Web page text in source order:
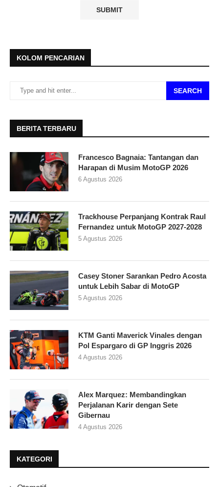
KOLOM PENCARIAN
SEARCH
BERITA TERBARU
Francesco Bagnaia: Tantangan dan
Harapan di Musim MotoGP 2026
6 Agustus 2026
Trackhouse Perpanjang Kontrak Raul
Fernandez untuk MotoGP 2027-2028
5 Agustus 2026
Casey Stoner Sarankan Pedro Acosta
untuk Lebih Sabar di MotoGP
5 Agustus 2026
KTM Ganti Maverick Vinales dengan
Pol Espargaro di GP Inggris 2026
4 Agustus 2026
Alex Marquez: Membandingkan
Perjalanan Karir dengan Sete
Gibernau
4 Agustus 2026
KATEGORI